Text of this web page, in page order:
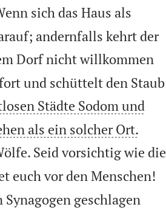
sich das Haus als
andernfalls kehrt der
Dorf nicht willkommen
und schüttelt den Staub
Städte Sodom und
als ein solcher Ort.
Seid vorsichtig wie die
euch vor den Menschen!
geschlagen